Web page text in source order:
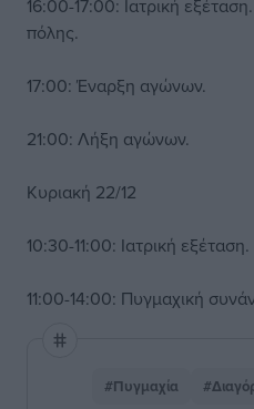
16:00-17:00: Ιατρική
πόλης.
17:00: Έναρξη αγώνων.
21:00: Λήξη αγώνων.
Κυριακή 22/12
10:30-11:00: Ιατρική
11:00-14:00: Πυγμαχική
#Πυγμαχία